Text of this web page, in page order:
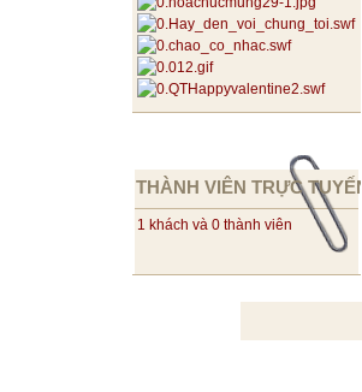
THÀNH VIÊN TRỰC TUYẾN
1 khách và 0 thành viên